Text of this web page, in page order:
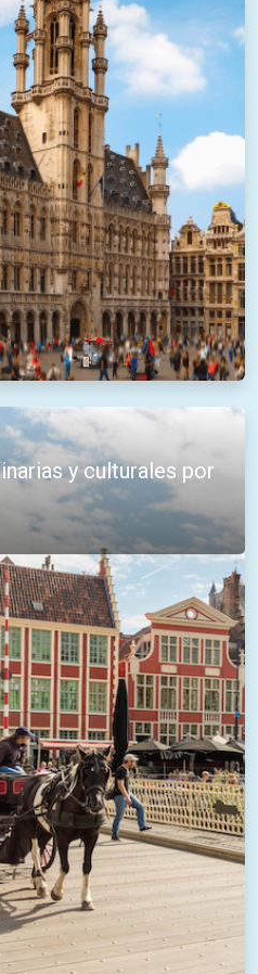
y culturales por